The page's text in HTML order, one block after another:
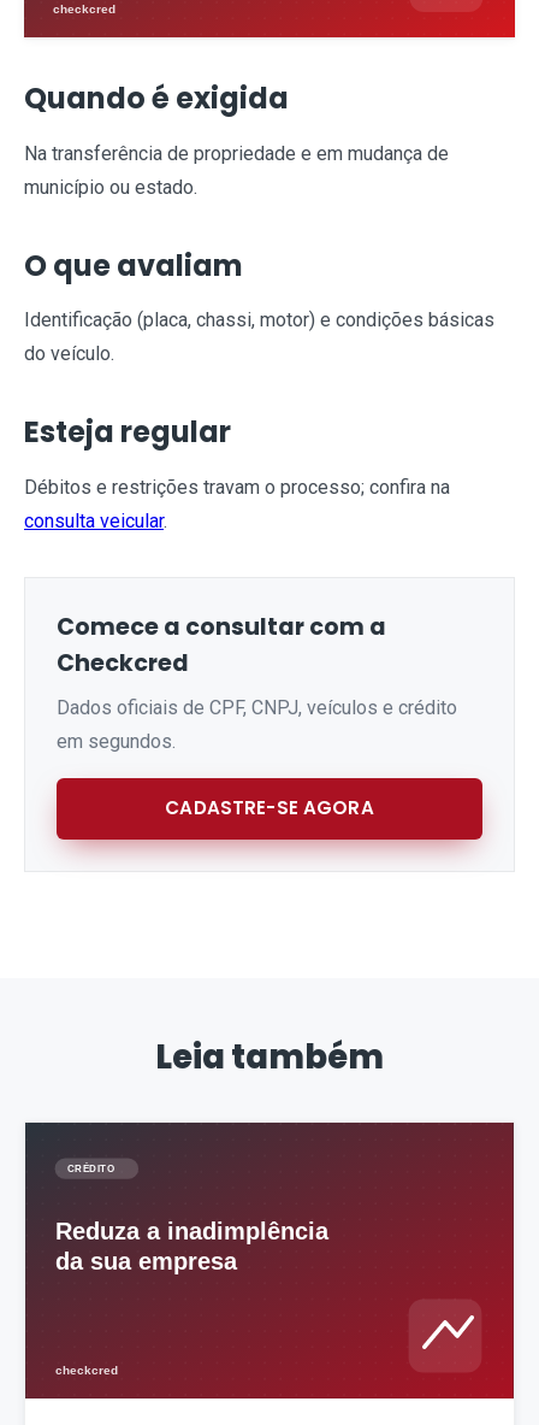
Quando é exigida
Na transferência de propriedade e em mudança de
município ou estado.
O que avaliam
Identificação (placa, chassi, motor) e condições básicas
do veículo.
Esteja regular
Débitos e restrições travam o processo; confira na
consulta veicular.
Comece a consultar com a
Checkcred
Dados oficiais de CPF, CNPJ, veículos e crédito
em segundos.
CADASTRE-SE AGORA
Leia também